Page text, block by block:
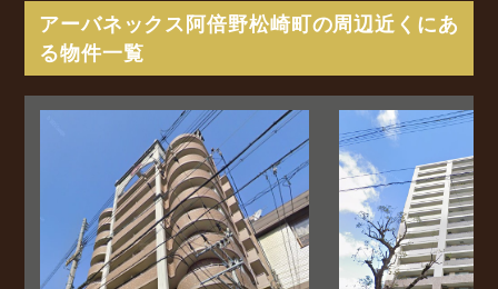
アーバネックス阿倍野松崎町の周辺近くにあ
る物件一覧